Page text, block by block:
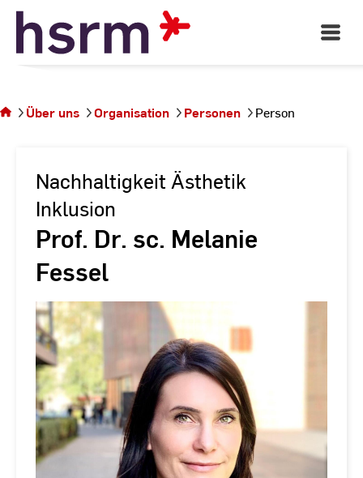
Skip
Content
Open
Main
sich auf
der
Über uns Organisation Personen Person
Nachhaltigkeit Ästhetik
Inklusion
Prof. Dr. sc. Melanie
Fessel